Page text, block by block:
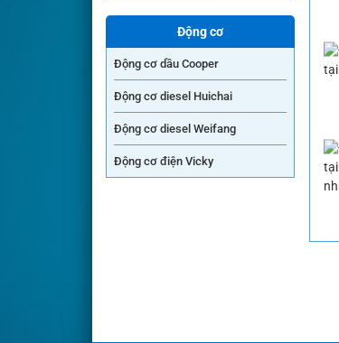
Động cơ
Động cơ dầu Cooper
Động cơ diesel Huichai
Động cơ diesel Weifang
Động cơ điện Vicky